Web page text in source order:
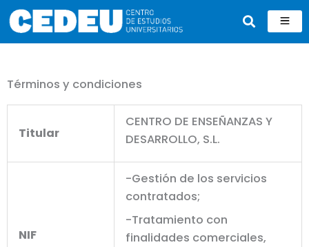
al
contenido
Términos y condiciones
Titular
CENTRO DE ENSEÑANZAS Y
DESARROLLO, S.L.
NIF
-Gestión de los servicios
contratados;
-Tratamiento con
finalidades comerciales,